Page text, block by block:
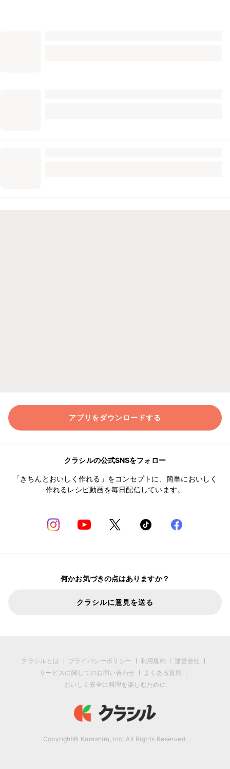
アプリをダウンロードする
クラシルの公式SNSをフォロー
「きちんとおいしく作れる」をコンセプトに、簡単においしく
作れるレシピ動画を毎日配信しています。
何かお気づきの点はありますか？
クラシルに意見を送る
クラシルとは プライバシーポリシー 利用規約
運営会社
サービスに関してのお問い合わせ
よくある質問
おいしく安全に料理を楽しむために
Copyright© Kurashiru, Inc. All Rights Reserved.